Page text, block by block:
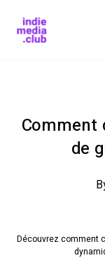
Comment
de
Découvrez comment